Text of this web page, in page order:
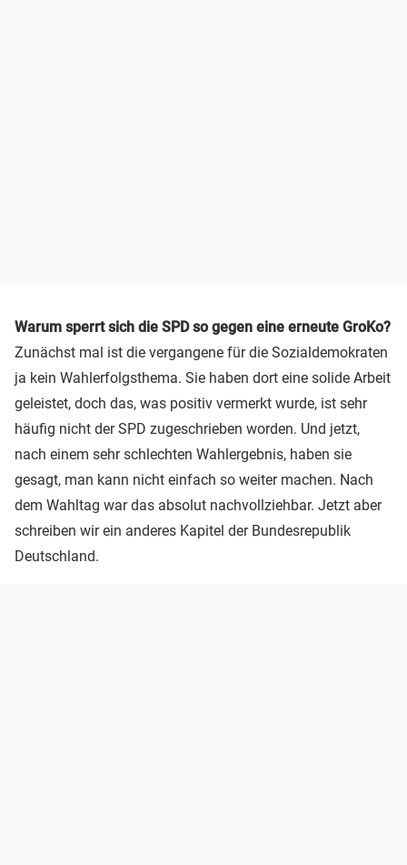
Warum sperrt sich die SPD so gegen eine erneute GroKo?
Zunächst mal ist die vergangene für die Sozialdemokraten
ja kein Wahlerfolgsthema. Sie haben dort eine solide Arbeit
geleistet, doch das, was positiv vermerkt wurde, ist sehr
häufig nicht der SPD zugeschrieben worden. Und jetzt,
nach einem sehr schlechten Wahlergebnis, haben sie
gesagt, man kann nicht einfach so weiter machen. Nach
dem Wahltag war das absolut nachvollziehbar. Jetzt aber
schreiben wir ein anderes Kapitel der Bundesrepublik
Deutschland.